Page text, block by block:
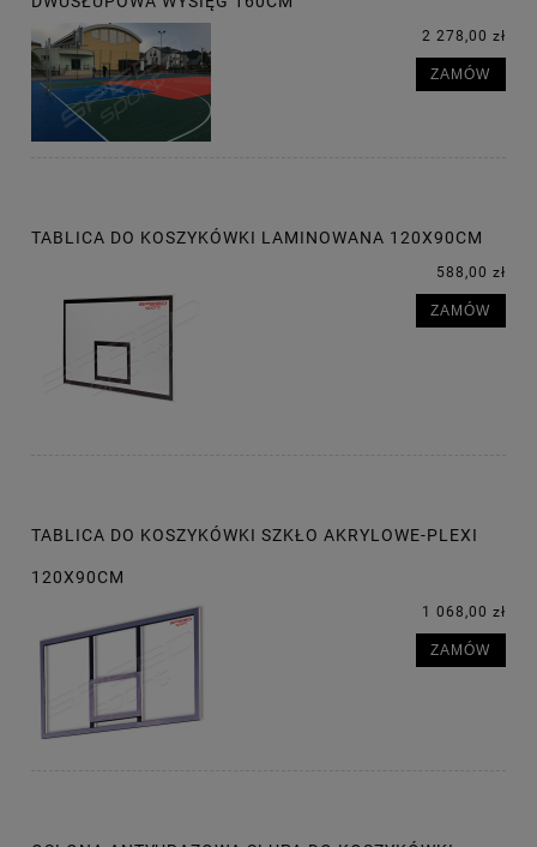
2 278,00 zł
ZAMÓW
TABLICA DO KOSZYKÓWKI LAMINOWANA 120X90CM
588,00 zł
ZAMÓW
TABLICA DO KOSZYKÓWKI SZKŁO AKRYLOWE-PLEXI
120X90CM
1 068,00 zł
ZAMÓW